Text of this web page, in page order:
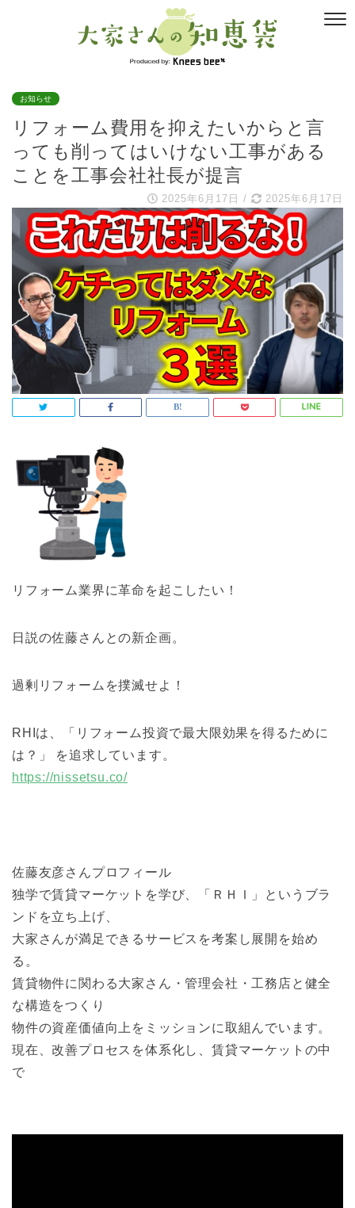
お知らせ
リフォーム費用を抑えたいからと言
っても削ってはいけない工事がある
ことを工事会社社長が提言
2025年6月17日 / 2025年6月17日
リフォーム業界に革命を起こしたい！
日説の佐藤さんとの新企画。
過剰リフォームを撲滅せよ！
RHIは、「リフォーム投資で最大限効果を得るために
は？」 を追求しています。
https://nissetsu.co/
佐藤友彦さんプロフィール
独学で賃貸マーケットを学び、「ＲＨＩ」というブラ
ンドを立ち上げ、
大家さんが満足できるサービスを考案し展開を始め
る。
賃貸物件に関わる大家さん・管理会社・工務店と健全
な構造をつくり
物件の資産価値向上をミッションに取組んでいます。
現在、改善プロセスを体系化し、賃貸マーケットの中
で